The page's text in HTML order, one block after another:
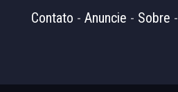
Contato - Anuncie - Sobre -